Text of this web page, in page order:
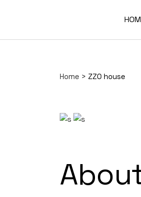
Home > ZZ0 house